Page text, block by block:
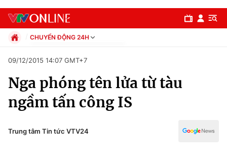
Chuyên mục
Chính trị
Xã hội
CHUYỂN ĐỘNG 24H
Xã hội
Pháp luật
Kinh tế
Thể thao
Văn hóa - Giải trí
09/12/2015 14:07 GMT+7
Nga phóng tên lửa từ tàu
ngầm tấn công IS
Trung tâm Tin tức VTV24